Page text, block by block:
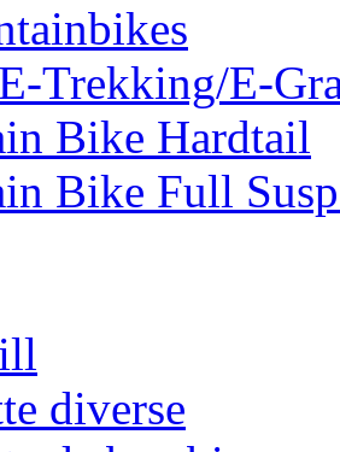
Trekking/E-
Bike Hardtail
Bike Full
diverse